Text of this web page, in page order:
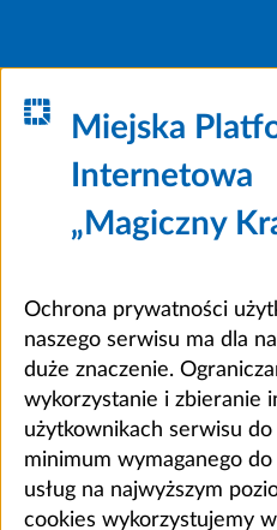
Miejska
Internetowa
„Magiczny
Ochrona prywatności
naszego serwisu ma dla
duże znaczenie.
wykorzystanie i zbieranie
użytkownikach serwisu
minimum wymaganego do
usług na najwyższym
cookies wykorzystujemy